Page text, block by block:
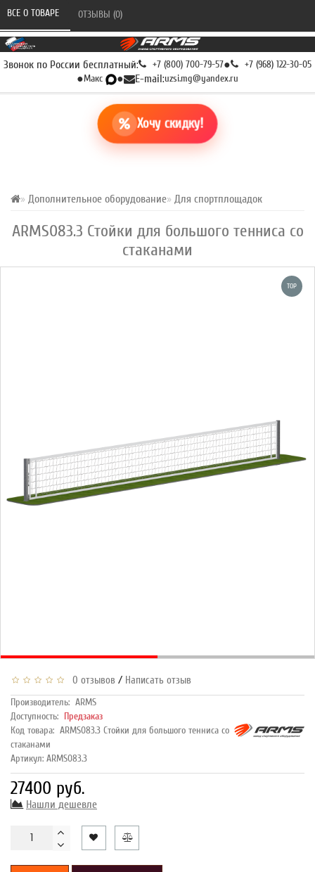
Звонок по России бесплатный: +7 (800) 700-79-57● +7 (968) 122-30-05
●Макс ● E-mail:uzsi.mg@yandex.ru
Хочу скидку!
Дополнительное оборудование Для спортплощадок
ARMS083.3 Стойки для большого тенниса со
стаканами
ВСЕ О ТОВАРЕ ОТЗЫВЫ (0)
TOP
0 отзывов / Написать отзыв
Производитель: ARMS
Доступность: Предзаказ
Код товара: ARMS083.3 Стойки для большого тенниса со
стаканами
Артикул: ARMS083.3
27400 руб.
Нашли дешевле